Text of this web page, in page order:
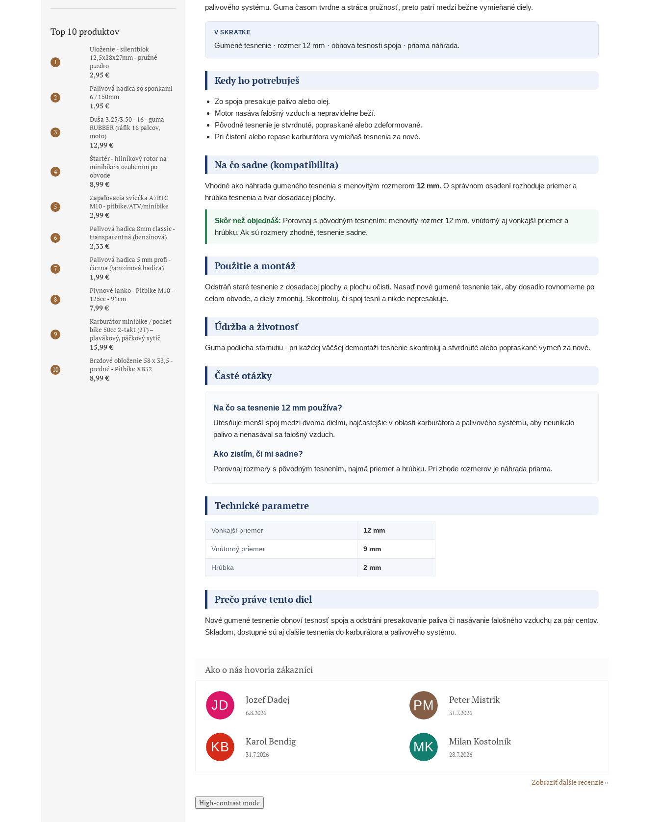
Top 10 produktov
Uloženie - silentblok
12,5x28x27mm - pružné
puzdro
2,95 €
Palivová hadica so sponkami
6 / 150mm
1,95 €
Duša 3.25/3.50 - 16 - guma
RUBBER (ráfik 16 palcov,
moto)
12,99 €
Štartér - hliníkový rotor na
minibike s ozubením po
obvode
8,99 €
Zapaľovacia sviečka A7RTC
M10 - pitbike/ATV/minibike
2,99 €
Palivová hadica 8mm classic -
transparentná (benzínová)
2,33 €
Palivová hadica 5 mm profi -
čierna (benzínová hadica)
1,99 €
Plynové lanko - Pitbike M10 -
125cc - 91cm
7,99 €
Karburátor minibike / pocket
bike 50cc 2-takt (2T) –
plavákový, páčkový sytič
15,99 €
Brzdové obloženie 58 x 33,5 -
predné - Pitbike XB32
8,99 €
palivového systému. Guma časom tvrdne a stráca pružnosť, preto patrí medzi bežne vymieňané diely.
V SKRATKE
Gumené tesnenie · rozmer 12 mm · obnova tesnosti spoja · priama náhrada.
Kedy ho potrebuješ
Zo spoja presakuje palivo alebo olej.
Motor nasáva falošný vzduch a nepravidelne beží.
Pôvodné tesnenie je stvrdnuté, popraskané alebo zdeformované.
Pri čistení alebo repase karburátora vymieňaš tesnenia za nové.
Na čo sadne (kompatibilita)
Vhodné ako náhrada gumeného tesnenia s menovitým rozmerom 12 mm. O správnom osadení rozhoduje priemer a
hrúbka tesnenia a tvar dosadacej plochy.
Skôr než objednáš: Porovnaj s pôvodným tesnením: menovitý rozmer 12 mm, vnútorný aj vonkajší priemer a
hrúbku. Ak sú rozmery zhodné, tesnenie sadne.
Použitie a montáž
Odstráň staré tesnenie z dosadacej plochy a plochu očisti. Nasaď nové gumené tesnenie tak, aby dosadlo rovnomerne po
celom obvode, a diely zmontuj. Skontroluj, či spoj tesní a nikde nepresakuje.
Údržba a životnosť
Guma podlieha starnutiu - pri každej väčšej demontáži tesnenie skontroluj a stvrdnuté alebo popraskané vymeň za nové.
Časté otázky
Na čo sa tesnenie 12 mm používa?
Utesňuje menší spoj medzi dvoma dielmi, najčastejšie v oblasti karburátora a palivového systému, aby neunikalo
palivo a nenasával sa falošný vzduch.
Ako zistím, či mi sadne?
Porovnaj rozmery s pôvodným tesnením, najmä priemer a hrúbku. Pri zhode rozmerov je náhrada priama.
Technické parametre
Vonkajší priemer 12 mm
Vnútorný priemer 9 mm
Hrúbka 2 mm
Prečo práve tento diel
Nové gumené tesnenie obnoví tesnosť spoja a odstráni presakovanie paliva či nasávanie falošného vzduchu za pár centov.
Skladom, dostupné sú aj ďalšie tesnenia do karburátora a palivového systému.
JD Jozef Dadej
Hodnotenie obchodu je 5 z 5 hviezdičiek.
6.8.2026
PM Peter Mistrik
Hodnotenie obchodu je 5 z 5 hviezdičiek.
31.7.2026
KB Karol Bendig
Hodnotenie obchodu je 5 z 5 hviezdičiek.
31.7.2026
MK Milan Kostolník
Hodnotenie obchodu je 5 z 5 hviezdičiek.
28.7.2026
Zobraziť ďalšie recenzie
High-contrast mode